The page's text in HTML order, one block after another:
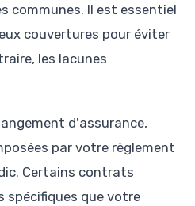
communes. Il est essentiel
couvertures pour éviter
les lacunes
d'assurance,
par votre règlement
Certains contrats
spécifiques que votre